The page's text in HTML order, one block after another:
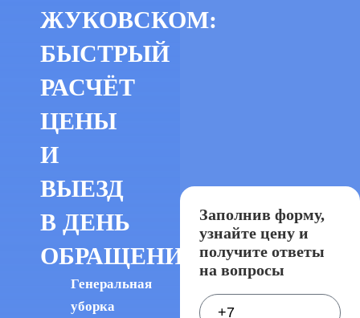
ЖУКОВСКОМ:
БЫСТРЫЙ
РАСЧЁТ
ЦЕНЫ
И
ВЫЕЗД
В ДЕНЬ
ОБРАЩЕНИЯ
Генеральная
уборка
Заполнив форму,
узнайте цену и
получите ответы
на вопросы